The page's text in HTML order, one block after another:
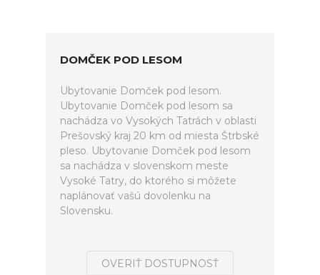
DOMČEK POD LESOM
Ubytovanie Domček pod lesom.
Ubytovanie Domček pod lesom sa
nachádza vo Vysokých Tatrách v oblasti
Prešovský kraj 20 km od miesta Štrbské
pleso. Ubytovanie Domček pod lesom
sa nachádza v slovenskom meste
Vysoké Tatry, do ktorého si môžete
naplánovať vašú dovolenku na
Slovensku.
OVERIŤ DOSTUPNOSŤ